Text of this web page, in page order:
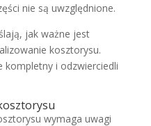
nie są uwzględnione.
jak ważne jest
kosztorysu.
kompletny i odzwierciedli
wymaga uwagi